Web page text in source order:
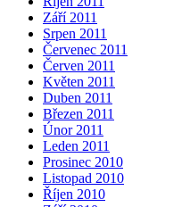
Září 2011
Srpen 2011
Červenec 2011
Červen 2011
Květen 2011
Duben 2011
Březen 2011
Únor 2011
Leden 2011
Prosinec 2010
Listopad 2010
Říjen 2010